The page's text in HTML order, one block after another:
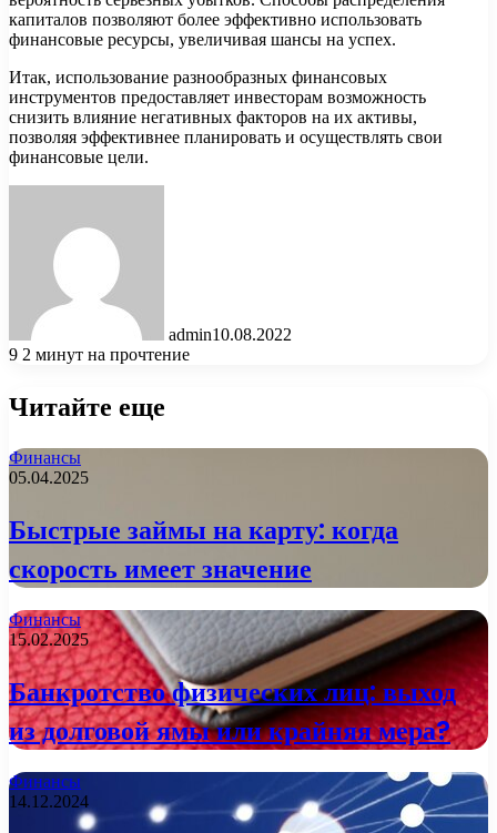
капиталов позволяют более эффективно использовать
финансовые ресурсы, увеличивая шансы на успех.
Итак, использование разнообразных финансовых
инструментов предоставляет инвесторам возможность
снизить влияние негативных факторов на их активы,
позволяя эффективнее планировать и осуществлять свои
финансовые цели.
admin10.08.2022
9 2 минут на прочтение
Читайте еще
Финансы
05.04.2025
Быстрые займы на карту: когда
скорость имеет значение
Финансы
15.02.2025
Банкротство физических лиц: выход
из долговой ямы или крайняя мера?
Финансы
14.12.2024